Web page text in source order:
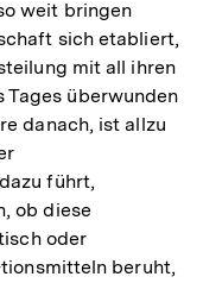
weit bringen
sich etabliert,
mit all ihren
Tages überwunden
danach, ist allzu
führt,
ob diese
oder
beruht,